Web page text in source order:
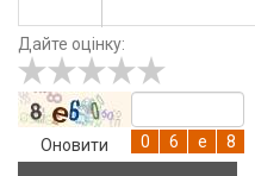
Дайте оцінку:
Оновити